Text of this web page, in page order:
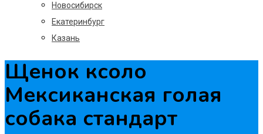
Новосибирск
Екатеринбург
Казань
Щенок ксоло
Мексиканская голая
собака стандарт